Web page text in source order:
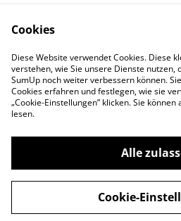
Kontakt
Datenschutz
©2026Vardi Flowers Live
Cookies
Diese Website verwendet Cookies. Diese
verstehen, wie Sie unsere Dienste
SumUp noch weiter verbessern können.
Cookies erfahren und festlegen, wie sie
„Cookie-Einstellungen” klicken. Sie können
lesen.
Alle
Cookie-